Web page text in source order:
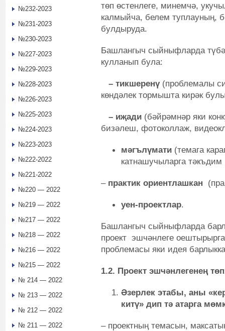
төп өстенлеге, минемчә,
калмыйча, белем туплауның,
булдыруда.
Башлангыч сыйныфларда
кулланып була:
– тикшеренү(проблемалы
көндәлек тормышта кирәк
– иҗади (бәйрәмнәр яки
бизәлеш, фотоколлаж,
мәгълүмати (темага
катнашучыларга
– практик ориентлашкан
уен-проектлар.
Башлангыч сыйныфларда
проект эшчәнлеге
проблемасы яки идея
1.2. Проект эшчәнлегенең
Әзерлек этабы, аны
китү» дип тә атарга
– проектның темасын,
№232-2023
№231-2023
№230-2023
№227-2023
№229-2023
№228-2023
№226-2023
№225-2023
№224-2023
№223-2023
№222-2022
№221-2022
№220 — 2022
№219 — 2022
№217 — 2022
№218 — 2022
№216 — 2022
№215 — 2022
№ 214 — 2022
№ 213 — 2022
№ 212 — 2022
№ 211 — 2022